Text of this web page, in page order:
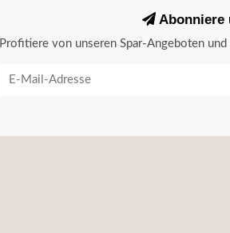
Abonniere
Profitiere von unseren Spar-Angeboten